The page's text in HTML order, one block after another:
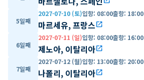
5일째
2027-07-10 (토)입항: 08:00출항: 18:00
마르세유, 프랑스open_in_new
6일째
2027-07-11 (일)입항: 08:00출항: 16:00
제노아, 이탈리아open_in_new
7일째
2027-07-12 (월)입항: 13:00출항: 20:00
나폴리, 이탈리아open_in_new